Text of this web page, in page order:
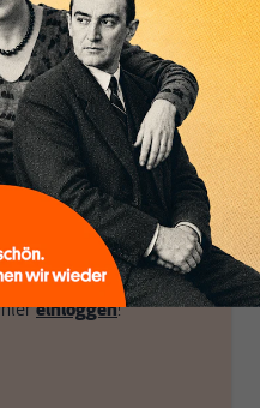
Debattenräume.
Brauchen Sie auch frische
Luft? Dann folgen Sie
einfach dem Button.
ABONNIEREN SIE
MAKROSKOP
Schon Abonnent? Dann
hiereinloggen!